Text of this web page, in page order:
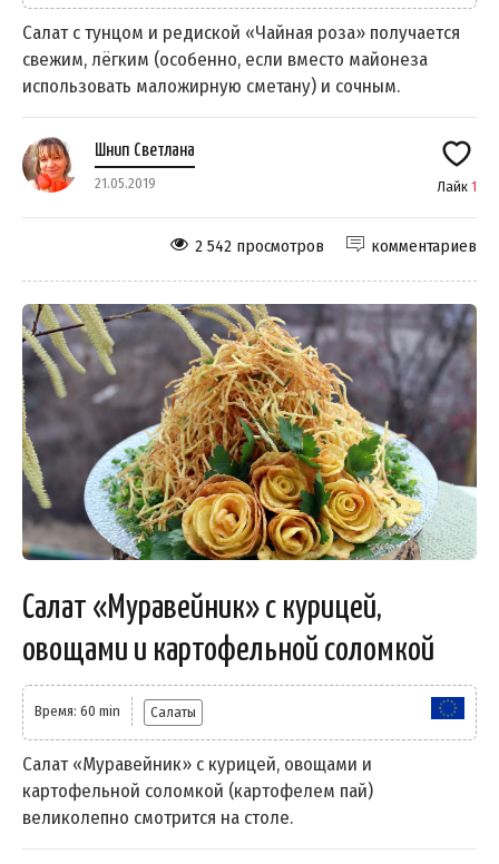
Салат с тунцом и редиской «Чайная роза» получается
свежим, лёгким (особенно, если вместо майонеза
использовать маложирную сметану) и сочным.
Шнип Светлана
21.05.2019 Лайк 1
комментариев
2 542 просмотров
Салат «Муравейник» с курицей,
овощами и картофельной соломкой
Время: 60 min Салаты
Салат «Муравейник» с курицей, овощами и
картофельной соломкой (картофелем пай)
великолепно смотрится на столе.